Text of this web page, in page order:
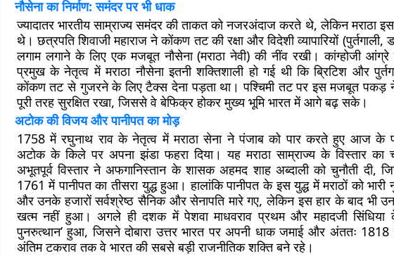
नौसेना का निर्माण: समंदर पर भी धाक
ज्यादातर भारतीय साम्राज्य समंदर की ताकत को नजरअंदाज करते थे, लेकिन मराठा
थे। छत्रपति शिवाजी महाराज ने कोंकण तट की रक्षा और विदेशी व्यापारियों
लगाम लगाने के लिए एक मजबूत नौसेना (मराठा नेवी) की नींव रखी। कांग्होजी
प्रमुख के नेतृत्व में मराठा नौसेना इतनी शक्तिशाली हो गई थी कि ब्रिटिश और
कोंकण तट से गुजरने के लिए टैक्स देना पड़ता था। पश्चिमी तट पर इस मजबूत पकड़
पूरी तरह सुरक्षित रखा, जिससे वे बेफिक्र होकर मुख्य भूमि भारत में आगे बढ़ सके।
अटोक की विजय और पानीपत का मोड़
1758 में रघुनाथ राव के नेतृत्व में मराठा सेना ने पंजाब को पार करते हुए आज के
अटोक के किले पर अपना झंडा फहरा दिया। यह मराठा साम्राज्य के विस्तार का
अभूतपूर्व विस्तार ने अफगानिस्तान के शासक अहमद शाह अब्दाली को चुनौती दी,
1761 में पानीपत का तीसरा युद्ध हुआ। हालांकि पानीपत के इस युद्ध में मराठों को भारी
और उनके हजारों सर्वश्रेष्ठ सैनिक और सेनापति मारे गए, लेकिन इस हार के बाद भी
खत्म नहीं हुआ। अगले ही दशक में पेशवा माधवराव प्रथम और महादजी सिंधिया
पुनरुत्थान’ हुआ, जिसने दोबारा उत्तर भारत पर अपनी धाक जमाई और अंततः
अंतिम टकराव तक वे भारत की सबसे बड़ी राजनीतिक शक्ति बने रहे।